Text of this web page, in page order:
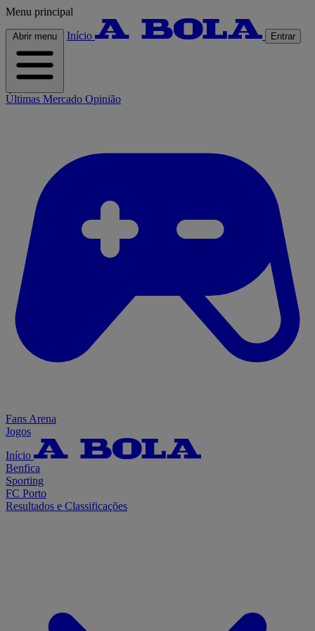
Menu principal
Abrir menu Início Entrar
Últimas Mercado Opinião
Fans Arena
Jogos
Início
Benfica
Sporting
FC Porto
Resultados e Classificações